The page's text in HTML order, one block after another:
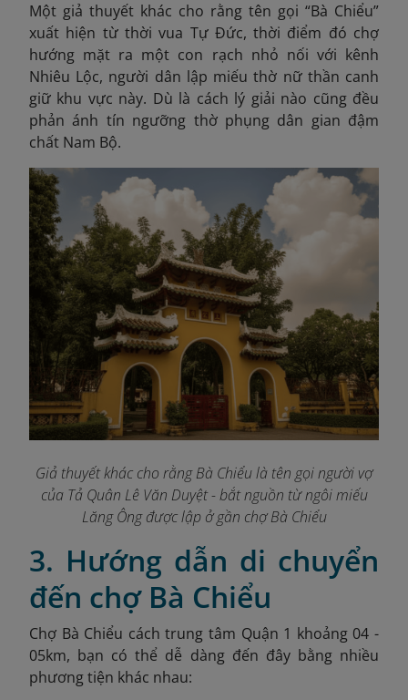
Một giả thuyết khác cho rằng tên gọi “Bà Chiểu”
xuất hiện từ thời vua Tự Đức, thời điểm đó chợ
hướng mặt ra một con rạch nhỏ nối với kênh
Nhiêu Lộc, người dân lập miếu thờ nữ thần canh
giữ khu vực này. Dù là cách lý giải nào cũng đều
phản ánh tín ngưỡng thờ phụng dân gian đậm
chất Nam Bộ.
Giả thuyết khác cho rằng Bà Chiểu là tên gọi người vợ
của Tả Quân Lê Văn Duyệt - bắt nguồn từ ngôi miếu
Lăng Ông được lập ở gần chợ Bà Chiểu
3. Hướng dẫn di chuyển
đến chợ Bà Chiểu
Chợ Bà Chiểu cách trung tâm Quận 1 khoảng 04 -
05km, bạn có thể dễ dàng đến đây bằng nhiều
phương tiện khác nhau: